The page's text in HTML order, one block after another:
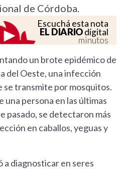
de Córdoba.
Escuchá esta nota
EL DIARIOdigital
minutos
un brote epidémico de
del Oeste, una infección
se transmite por mosquitos.
una persona en las últimas
pasado, se detectaron más
en caballos, yeguas y
a diagnosticar en seres